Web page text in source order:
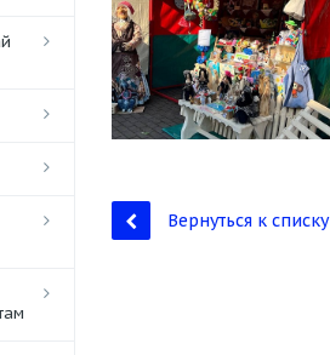
Вернуться к списку